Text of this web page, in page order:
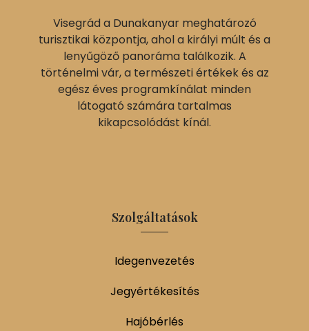
Visegrád a Dunakanyar meghatározó
turisztikai központja, ahol a királyi múlt és a
lenyűgöző panoráma találkozik. A
történelmi vár, a természeti értékek és az
egész éves programkínálat minden
látogató számára tartalmas
kikapcsolódást kínál.
Szolgáltatások
Idegenvezetés
Jegyértékesítés
Hajóbérlés